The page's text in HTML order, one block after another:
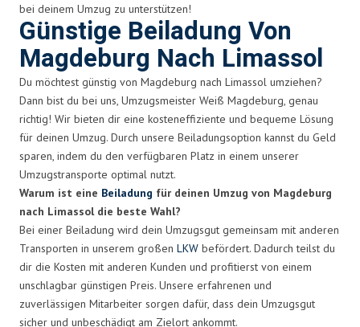
bei deinem Umzug zu unterstützen!
Günstige Beiladung Von
Magdeburg Nach Limassol
Du möchtest günstig von Magdeburg nach Limassol umziehen?
Dann bist du bei uns, Umzugsmeister Weiß Magdeburg, genau
richtig! Wir bieten dir eine kosteneffiziente und bequeme Lösung
für deinen Umzug. Durch unsere Beiladungsoption kannst du Geld
sparen, indem du den verfügbaren Platz in einem unserer
Umzugstransporte optimal nutzt.
Warum ist eine Beiladung für deinen Umzug von Magdeburg
nach Limassol die beste Wahl?
Bei einer Beiladung wird dein Umzugsgut gemeinsam mit anderen
Transporten in unserem großen LKW befördert. Dadurch teilst du
dir die Kosten mit anderen Kunden und profitierst von einem
unschlagbar günstigen Preis. Unsere erfahrenen und
zuverlässigen Mitarbeiter sorgen dafür, dass dein Umzugsgut
sicher und unbeschädigt am Zielort ankommt.